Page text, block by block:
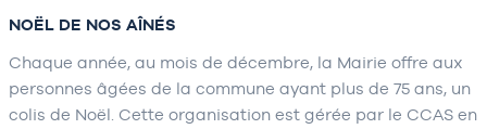
NOËL DE NOS AÎNÉS
Chaque année, au mois de décembre, la Mairie offre aux
personnes âgées de la commune ayant plus de 75 ans, un
colis de Noël. Cette organisation est gérée par le CCAS en